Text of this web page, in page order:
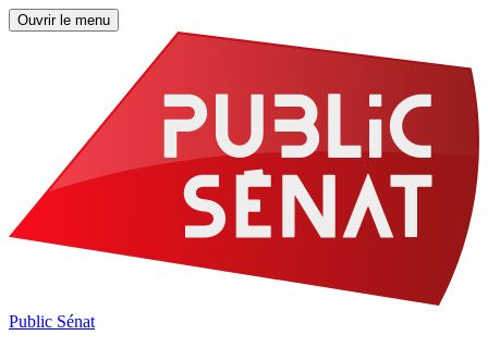
Ouvrir le menu
Public Sénat